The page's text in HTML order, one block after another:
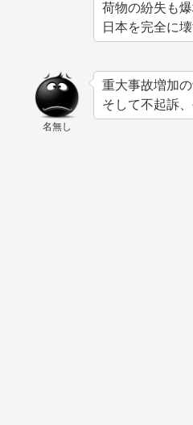
荷物の紛失も爆
日本を完全に
名無し
重大事故増加の
そして不起訴